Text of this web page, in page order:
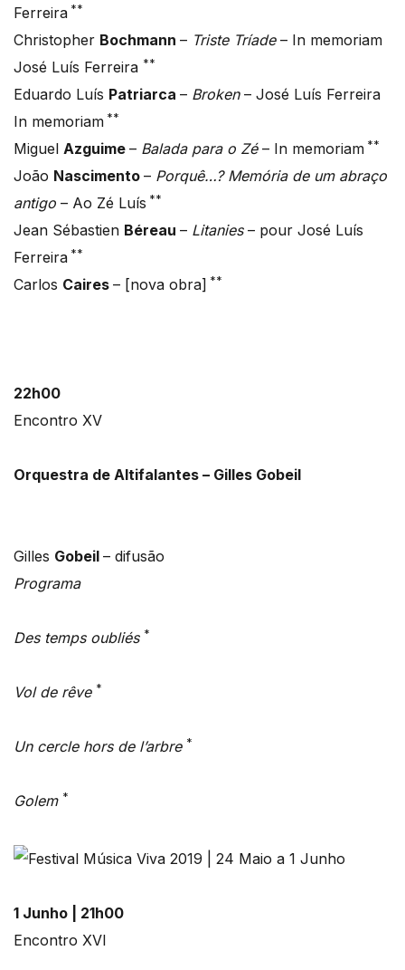
Ferreira **
Christopher Bochmann – Triste Tríade– In memoriam
José Luís Ferreira **
Eduardo Luís Patriarca – Broken– José Luís Ferreira
In memoriam **
Miguel Azguime – Balada para o Zé– In memoriam **
João Nascimento – Porquê…? Memória de um abraço
antigo – Ao Zé Luís **
Jean Sébastien Béreau – Litanies – pour José Luís
Ferreira **
Carlos Caires – [nova obra] **
22h00
Encontro XV
Orquestra de Altifalantes – Gilles Gobeil
Gilles Gobeil – difusão
Programa
Des temps oubliés *
Vol de rêve *
Un cercle hors de l’arbre *
Golem *
1 Junho | 21h00
Encontro XVI